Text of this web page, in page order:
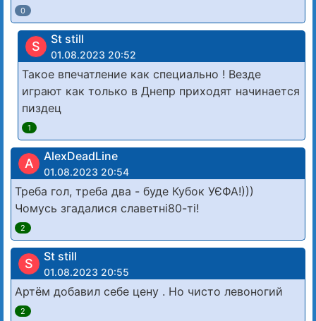
0
S St still
01.08.2023 20:52
Такое впечатление как специально ! Везде
играют как только в Днепр приходят начинается
пиздец
1
A AlexDeadLine
01.08.2023 20:54
Треба гол, треба два - буде Кубок УЄФА!)))
Чомусь згадалися славетні80-ті!
2
S St still
01.08.2023 20:55
Артём добавил себе цену . Но чисто левоногий
2